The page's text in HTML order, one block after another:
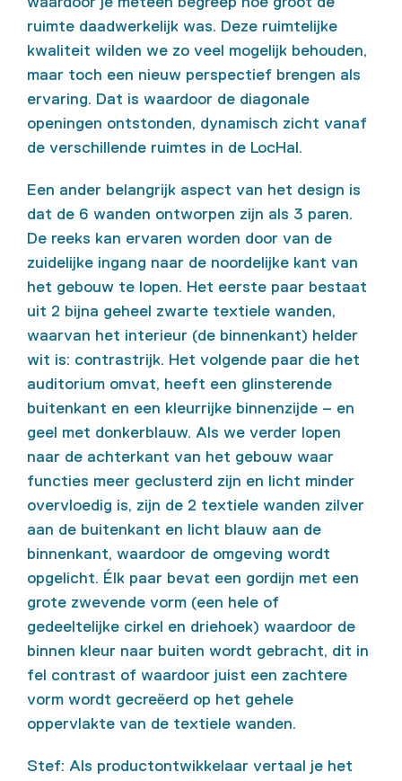
ruimte daadwerkelijk was. Deze ruimtelijke
kwaliteit wilden we zo veel mogelijk behouden,
maar toch een nieuw perspectief brengen als
ervaring. Dat is waardoor de diagonale
openingen ontstonden, dynamisch zicht vanaf
de verschillende ruimtes in de LocHal.
Een ander belangrijk aspect van het design is
dat de 6 wanden ontworpen zijn als 3 paren.
De reeks kan ervaren worden door van de
zuidelijke ingang naar de noordelijke kant van
het gebouw te lopen. Het eerste paar bestaat
uit 2 bijna geheel zwarte textiele wanden,
waarvan het interieur (de binnenkant) helder
wit is: contrastrijk. Het volgende paar die het
auditorium omvat, heeft een glinsterende
buitenkant en een kleurrijke binnenzijde – en
geel met donkerblauw. Als we verder lopen
naar de achterkant van het gebouw waar
functies meer geclusterd zijn en licht minder
overvloedig is, zijn de 2 textiele wanden zilver
aan de buitenkant en licht blauw aan de
binnenkant, waardoor de omgeving wordt
opgelicht. Élk paar bevat een gordijn met een
grote zwevende vorm (een hele of
gedeeltelijke cirkel en driehoek) waardoor de
binnen kleur naar buiten wordt gebracht, dit in
fel contrast of waardoor juist een zachtere
vorm wordt gecreëerd op het gehele
oppervlakte van de textiele wanden.
Stef: Als productontwikkelaar vertaal je het